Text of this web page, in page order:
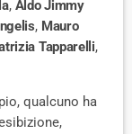
, Aldo Jimmy
, Mauro
Tapparelli,
qualcuno ha